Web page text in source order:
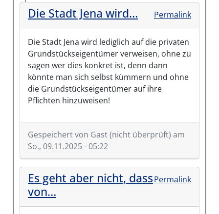
Die Stadt Jena wird… Permalink
Die Stadt Jena wird lediglich auf die privaten
Grundstückseigentümer verweisen, ohne zu
sagen wer dies konkret ist, denn dann
könnte man sich selbst kümmern und ohne
die Grundstückseigentümer auf ihre
Pflichten hinzuweisen!
Gespeichert von Gast (nicht überprüft) am
So., 09.11.2025 - 05:22
Es geht aber nicht, dass
von…
Permalink